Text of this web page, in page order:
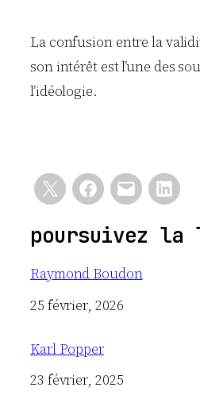
La confusion entre la
son intérêt est l’une des
l’idéologie.
poursuivez la
Raymond Boudon
Date
25 février, 2026
Karl Popper
Date
23 février, 2025